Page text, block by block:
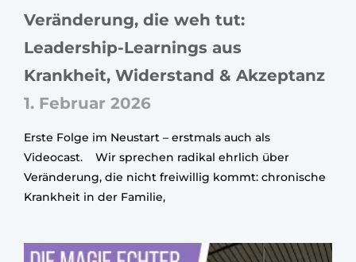
Veränderung, die weh tut:
Leadership-Learnings aus
Krankheit, Widerstand & Akzeptanz
1. Februar 2026
Erste Folge im Neustart – erstmals auch als
Videocast. Wir sprechen radikal ehrlich über
Veränderung, die nicht freiwillig kommt: chronische
Krankheit in der Familie,